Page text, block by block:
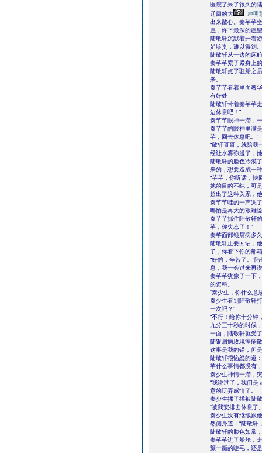
医院了呆了很久的
辽阔的大
冲明
出来散心。秦芊芊
愿，许下最深的愿
陆敬轩沉默着开着
足珍贵，难以得到。
陆敬轩从一边的床
秦芊芊紧了紧身上
陆敬轩点了驻船之
来。
秦芊芊看着里面奢
有好处
陆敬轩带着秦芊芊
边休息吧！”
秦芊芊眼神一滞，
秦芊芊的眼神里满
芊，回去休息吧。”
“敬轩哥哥，就陪我
经让水雾弥漫了，
陆敬轩的脸色冷漠
来的，想要造成一
“芊芊，你听话，快
她的目的不纯，可
超出了这种关系，
秦芊芊哇的一声哭
哪怕是再大的艰难
秦芊芊抓住陆敬轩
芊，你失态了！”
秦芊面部银屑病多
陆敬轩正要回话，
了，你看下你的邮
“好的，辛苦了。”
息，我一会过来再
秦芊芊犹豫了一下
的资料。
“秦少生，你什么意
秦少生看到陆敬轩
一次吗？”
“不行！给你十分钟
九分三十秒的时候
一面，陆敬轩就受
陆银屑病玫瑰痤疮
这事是我的错，但
陆敬轩很恼怒的道
芊什么事情都没有
秦少生神情一滞，
“我说过了，我们是
意的玩弄感情了。
秦少生揉了揉被陆
“被我安排去休息了
秦少生没有继续跟
然侧身道：“陆敬轩
陆敬轩的脸色如常
秦芊芊进了船舱，
颤一颤的睫毛，还